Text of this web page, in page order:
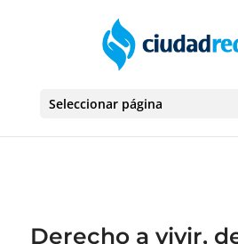
Seleccionar página
Derecho a vivir,